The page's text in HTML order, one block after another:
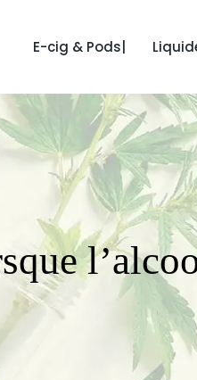
E-cig & Pods|